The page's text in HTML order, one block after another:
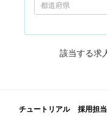
都道府県
該当する求
チュートリアル 採用担